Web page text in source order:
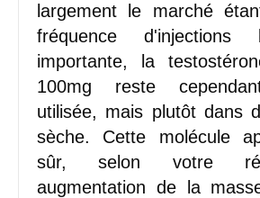
largement le marché
fréquence d'injections
importante, la
100mg reste
utilisée, mais plutôt dans
sèche. Cette molécule
sûr, selon votre
augmentation de la